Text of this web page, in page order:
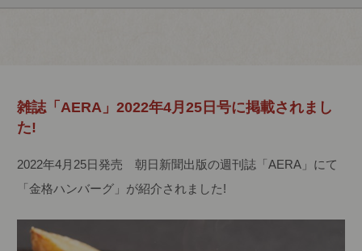
雑誌「AERA」2022年4月25日号に掲載されまし
た!
2022年4月25日発売 朝日新聞出版の週刊誌「AERA」にて
「金格ハンバーグ」が紹介されました!